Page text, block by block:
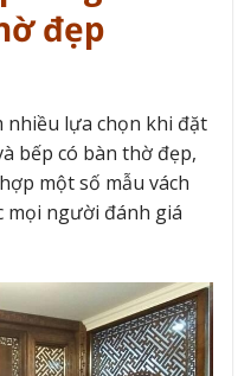
đẹp
nhiều lựa chọn khi đặt
bếp có bàn thờ đẹp,
một số mẫu vách
mọi người đánh giá